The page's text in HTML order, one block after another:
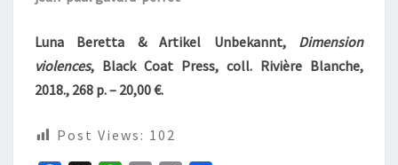
Luna Beretta & Artikel Unbekannt, Dimension
violences, Black Coat Press, coll. Rivière Blanche,
2018., 268 p. – 20,00 €.
Post Views: 102